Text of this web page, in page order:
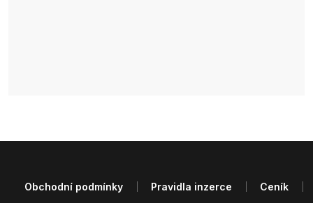
Obchodní podmínky Pravidla inzerce
Ceník